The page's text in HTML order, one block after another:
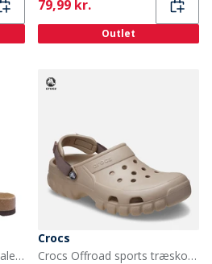
Current
79,99 kr.
Outlet
CPH Comfort 2 Rem Sandaler Camel
Crocs
Crocs Offroad sports træsko Cobblestone/Truffle